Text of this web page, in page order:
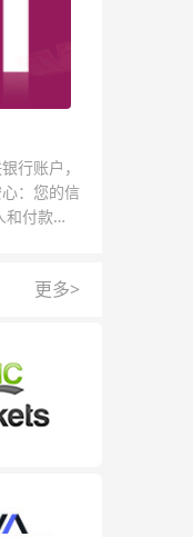
行账户，
：您的信
付款信
更多>